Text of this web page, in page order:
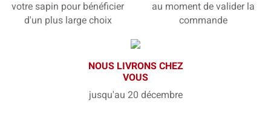
votre sapin pour bénéficier
d'un plus large choix
au moment de valider la
commande
NOUS LIVRONS CHEZ
VOUS
jusqu'au 20 décembre